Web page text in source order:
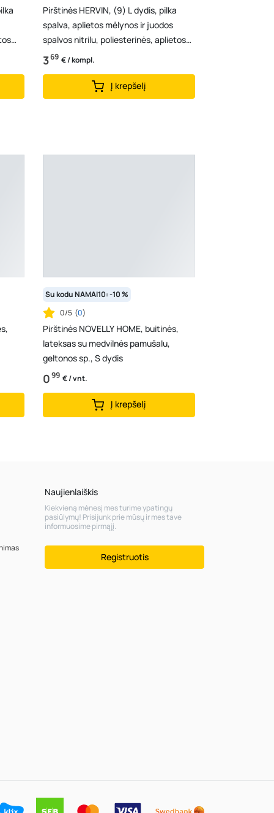
Pirštinės HERVIN, (9) L dydis, pilka
spalva, aplietos mėlynos ir juodos
spalvos nitrilu, poliesterinės, aplietos
dvigubo...
369 € / kompl.
Į krepšelį
Su kodu NAMAI10: -10 %
0/5 (0)
Pirštinės NOVELLY HOME, buitinės,
lateksas su medvilnės pamušalu,
geltonos sp., S dydis
099 € / vnt.
Į krepšelį
Naujienlaiškis
Kiekvieną mėnesį mes turime ypatingų
pasiūlymų! Prisijunk prie mūsų ir mes tave
informuosime pirmąjį.
Registruotis